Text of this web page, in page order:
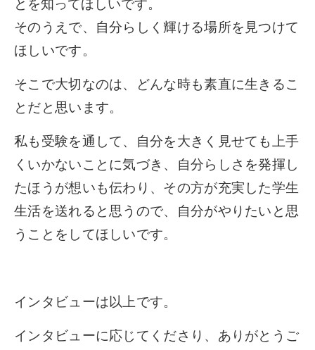
とを知ってほしいです。
そのうえで、自分らしく輝ける場所を見つけて
ほしいです。
そこで大切なのは、どんな時も素直に生きるこ
とだと思います。
私も受験を通して、自分を大きく見せても上手
くいかないことに気づき、自分らしさを発揮し
たほうが想いも伝わり、その方が充実した学生
生活を送れると思うので、自分がやりたいと思
うことをしてほしいです。
インタビューは以上です。
インタビューに応じてくださり、ありがとうご